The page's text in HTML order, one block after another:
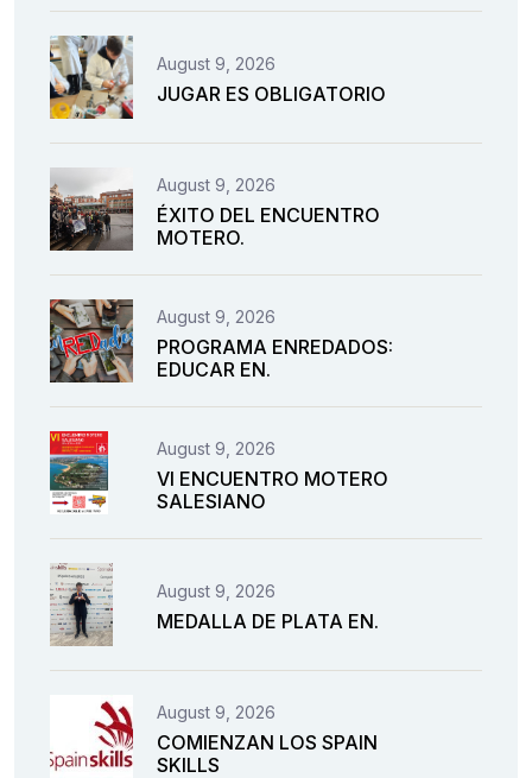
August 9, 2026
JUGAR ES OBLIGATORIO
August 9, 2026
ÉXITO DEL ENCUENTRO
MOTERO.
August 9, 2026
PROGRAMA ENREDADOS:
EDUCAR EN.
August 9, 2026
VI ENCUENTRO MOTERO
SALESIANO
August 9, 2026
MEDALLA DE PLATA EN.
August 9, 2026
COMIENZAN LOS SPAIN
SKILLS